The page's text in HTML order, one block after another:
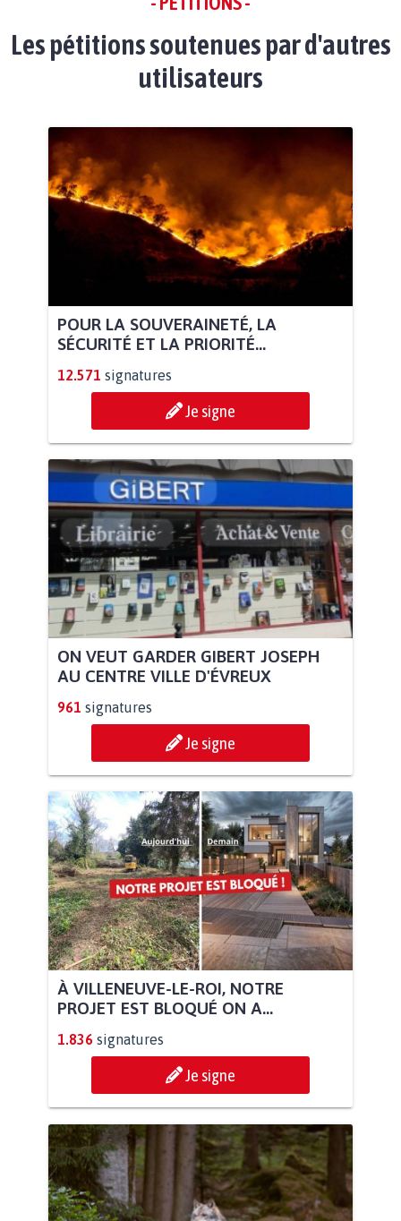
Les pétitions soutenues par d'autres
utilisateurs
POUR LA SOUVERAINETÉ, LA
SÉCURITÉ ET LA PRIORITÉ...
12.571 signatures
Je signe
ON VEUT GARDER GIBERT JOSEPH
AU CENTRE VILLE D'ÉVREUX
961 signatures
Je signe
À VILLENEUVE-LE-ROI, NOTRE
PROJET EST BLOQUÉ ON A...
1.836 signatures
Je signe